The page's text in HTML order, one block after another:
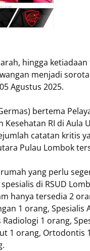
hingga ketiadaan
menjadi
Agustus 2025.
bertema
RI di Aula
catatan kritis
Pulau Lombok
yang perlu
di RSUD
hanya tersedia 2
1 orang, Spesialis
1 orang,
1 orang, Ortodontis